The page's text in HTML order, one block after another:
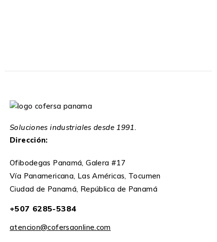
Soluciones industriales desde 1991.
Dirección:
Ofibodegas Panamá, Galera #17
Vía Panamericana, Las Américas, Tocumen
Ciudad de Panamá, República de Panamá
+507 6285-5384
atencion@cofersaonline.com